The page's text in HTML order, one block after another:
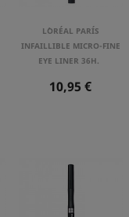
L´ORÉAL PARÍS
INFAILLIBLE MICRO-FINE
EYE LINER 36H.
Precio
10,95 €